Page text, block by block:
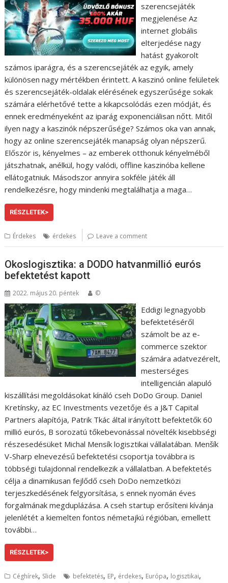
szerencsejáték
megjelenése Az
internet globális
elterjedése nagy
hatást gyakorolt ​​
számos iparágra, és a szerencsejáték az egyik, amely
különösen nagy mértékben érintett. A kaszinó online felületek
és szerencsejáték-oldalak elérésének egyszerűsége sokak
számára elérhetővé tette a kikapcsolódás ezen módját, és
ennek eredményeként az iparág exponenciálisan nőtt. Mitől
ilyen nagy a kaszinók népszerűsége? Számos oka van annak,
hogy az online szerencsejáték manapság olyan népszerű.
Először is, kényelmes – az emberek otthonuk kényelméből
játszhatnak, anélkül, hogy valódi, offline kaszinóba kellene
ellátogatniuk. Másodszor annyira sokféle játék áll
rendelkezésre, hogy mindenki megtalálhatja a maga…
RÉSZLETEK>
Érdekes érdekes Leave a comment
Okoslogisztika: a DODO hatvanmillió eurós
befektetést kapott
2022. május 20. péntek ©
Eddigi legnagyobb
befektetéséről
számolt be az e-
commerce szektor
számára adatvezérelt,
mesterséges
intelligencián alapuló
kiszállítási megoldásokat kínáló cseh DoDo Group. Daniel
Kretínsky, az EC Investments vezetője és a J&T Capital
Partners alapítója, Patrik Tkác által irányított befektetők 60
millió eurós, B sorozatú tőkebevonással növelték kisebbségi
részesedésüket Michal Mensík logisztikai vállalatában. Menšík
V-Sharp elnevezésű befektetési csoportja továbbra is
többségi tulajdonnal rendelkezik a vállalatban. A befektetés
célja a dinamikusan fejlődő cseh DoDo nemzetközi
terjeszkedésének felgyorsítása, s ennek nyomán éves
forgalmának megduplázása. A cseh startup erősíteni kívánja
jelenlétét a kiemelten fontos németajkú régióban, emellett
további…
RÉSZLETEK>
Céghírek, Slide befektetés, EP, érdekes, Európa, logisztikai,